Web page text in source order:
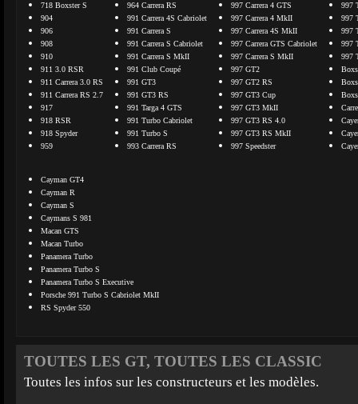
718 Boxster S
904
906
908
910
911 3.0 RSR
911 Carrera 3.0 RS
911 Carrera RS 2.7
917
918 RSR
918 Spyder
959
964 Carrera RS
991 Carrera 4S Cabriolet
991 Carrera S
991 Carrera S Cabriolet
991 Carrera S MkII
991 Club Coupé
991 GT3
991 GT3 RS
991 Targa 4 GTS
991 Turbo Cabriolet
991 Turbo S
993 Carrera RS
997 Carrera 4 GTS
997 Carrera 4 MkII
997 Carrera 4S MkII
997 Carrera GTS Cabriolet
997 Carrera S MkII
997 GT2
997 GT2 RS
997 GT3 Cup
997 GT3 MkII
997 GT3 RS 4.0
997 GT3 RS MkII
997 Speedster
997
997
997
997
997
Cayman GT4
Cayman R
Cayman S
Caymans S 981
Macan GTS
Macan Turbo
Panamera Turbo
Panamera Turbo S
Panamera Turbo S Executive
Porsche 991 Turbo S Cabriolet MkII
RS Spyder 550
TOUTES LES GT, TOUTES LES CLASSIC
Toutes les infos sur les constructeurs et les modèles.